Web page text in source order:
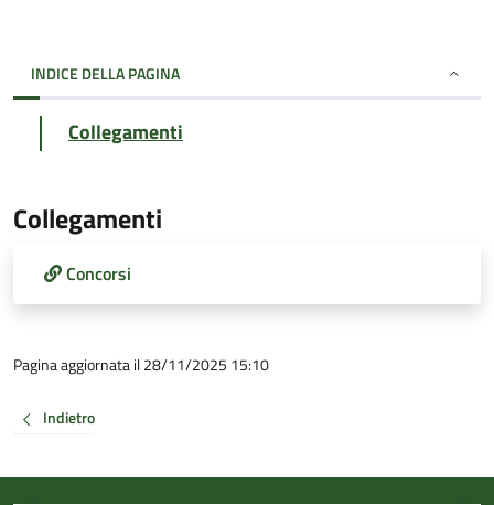
INDICE DELLA PAGINA
Collegamenti
Collegamenti
Concorsi
Pagina aggiornata il 28/11/2025 15:10
Indietro